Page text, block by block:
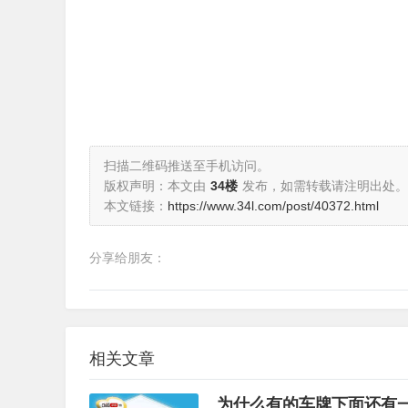
扫描二维码推送至手机访问。
版权声明：本文由 34楼 发布，如需转载请注明出处。
本文链接： https://www.34l.com/post/40372.html
分享给朋友：
相关文章
为什么有的车牌下面还有